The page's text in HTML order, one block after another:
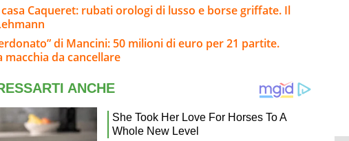
Caqueret: rubati orologi di lusso e borse griffate. Il
di Mancini: 50 milioni di euro per 21 partite.
macchia da cancellare